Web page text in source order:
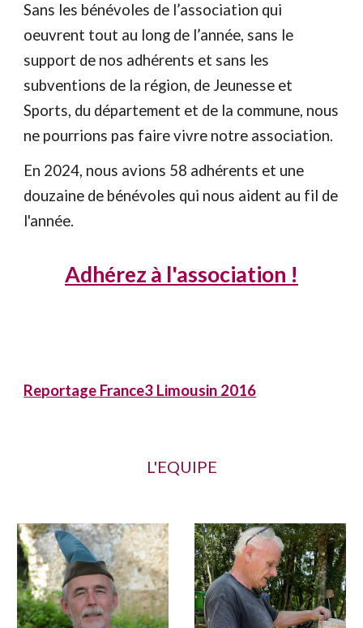
Sans les bénévoles de l’association qui
oeuvrent tout au long de l’année, sans le
support de nos adhérents et sans les
subventions de la région, de Jeunesse et
Sports, du département et de la commune, nous
ne pourrions pas faire vivre notre association.
En 2024, nous avions 58 adhérents et une
douzaine de bénévoles qui nous aident au fil de
l'année.
Adhérez à l'association !
Reportage France3 Limousin 2016
L'EQUIPE